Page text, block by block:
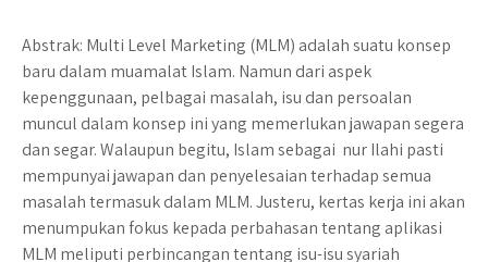
k p
Abstrak: Multi Level Marketing (MLM) adalah suatu konsep
baru dalam muamalat Islam. Namun dari aspek
kepenggunaan, pelbagai masalah, isu dan persoalan
muncul dalam konsep ini yang memerlukan jawapan segera
dan segar. Walaupun begitu, Islam sebagai nur Ilahi pasti
mempunyai jawapan dan penyelesaian terhadap semua
masalah termasuk dalam MLM. Justeru, kertas kerja ini akan
menumpukan fokus kepada perbahasan tentang aplikasi
MLM meliputi perbincangan tentang isu-isu syariah